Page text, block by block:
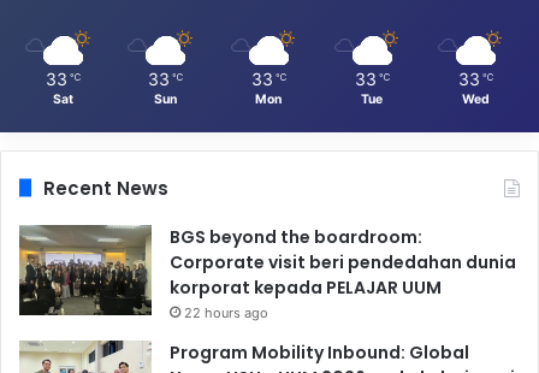
33 ℃
Sat
33 ℃
Sun
33 ℃
Mon
33 ℃
Tue
33 ℃
Wed
Recent News
BGS beyond the boardroom:
Corporate visit beri pendedahan dunia
korporat kepada PELAJAR UUM
22 hours ago
Program Mobility Inbound: Global